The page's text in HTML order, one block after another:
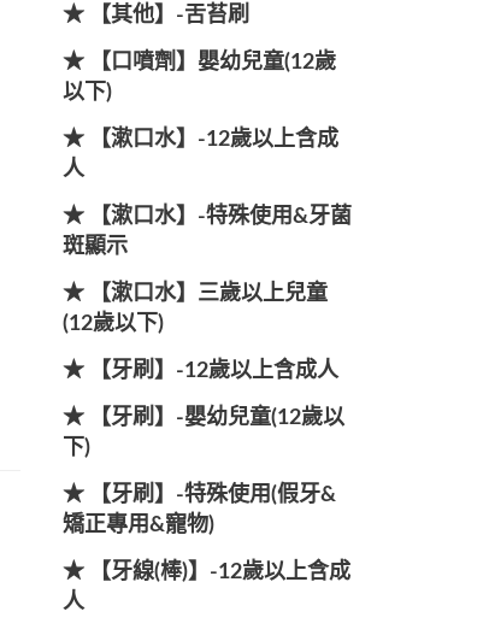
★ 【其他】-舌苔刷
★ 【口噴劑】嬰幼兒童(12歲
以下)
★ 【漱口水】-12歲以上含成
人
★ 【漱口水】-特殊使用&牙菌
斑顯示
★ 【漱口水】三歲以上兒童
(12歲以下)
★ 【牙刷】-12歲以上含成人
★ 【牙刷】-嬰幼兒童(12歲以
下)
★ 【牙刷】-特殊使用(假牙&
矯正專用&寵物)
★ 【牙線(棒)】-12歲以上含成
人